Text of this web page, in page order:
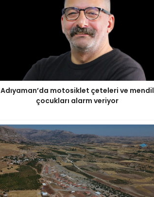
Adıyaman’da motosiklet çeteleri ve mendil
çocukları alarm veriyor